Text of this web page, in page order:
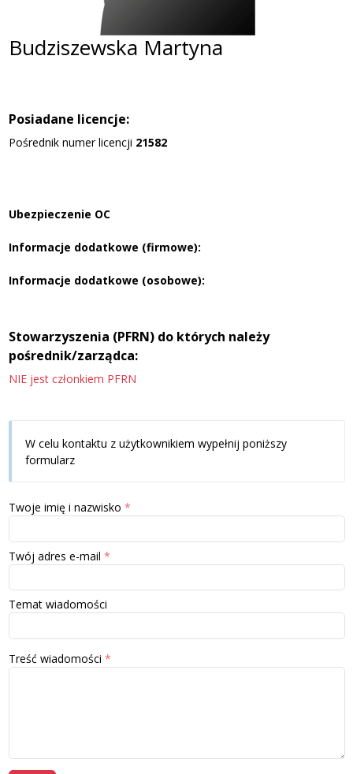
Budziszewska Martyna
Posiadane licencje:
Pośrednik numer licencji 21582
Ubezpieczenie OC
Informacje dodatkowe (firmowe):
Informacje dodatkowe (osobowe):
Stowarzyszenia (PFRN) do których należy
pośrednik/zarządca:
NIE jest członkiem PFRN
W celu kontaktu z użytkownikiem wypełnij poniższy
formularz
Twoje imię i nazwisko
Twój adres e-mail
Temat wiadomości
Treść wiadomości